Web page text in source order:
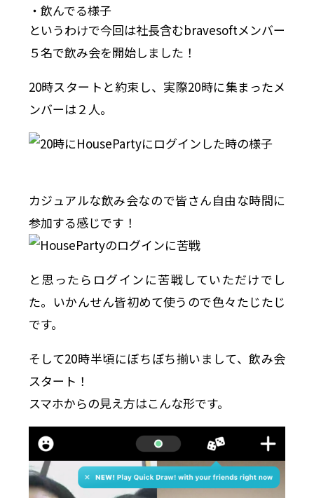
・飲んでる様子
というわけで今回は社長含むbravesoftメンバー
５名で飲み会を開始しました！
20時スタートと約束し、実際20時に集まったメ
ンバーは２人。
カジュアルな飲み会なので皆さん自由な時間に
参加する感じです！
と思ったらログインに苦戦していただけでし
た。いかんせん皆初めて使うので色々たじたじ
です。
そして20時半頃にぼちぼち揃いまして、飲み会
スタート！
スマホからの見え方はこんな形です。